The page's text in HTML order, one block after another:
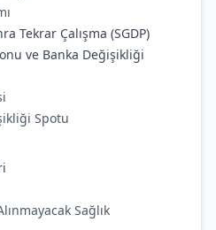
Tekrar Çalışma (SGDP)
ve Banka Değişikliği
Spotu
Sağlık